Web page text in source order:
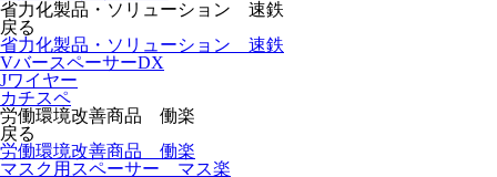
省力化製品・ソリューション 速鉄
戻る
省力化製品・ソリューション 速鉄
VバースペーサーDX
Jワイヤー
カチスペ
労働環境改善商品 働楽
戻る
労働環境改善商品 働楽
マスク用スペーサー マス楽